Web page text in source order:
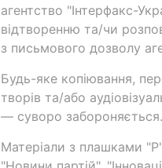
агентство "Інтерфакс-
відтворенню та/чи
з письмового дозволу
Будь-яке копіювання,
творів та/або
— суворо забороняється.
Матеріали з плашками